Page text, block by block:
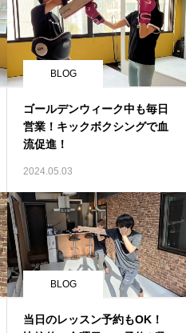
BLOG
ゴールデンウィーク中も毎日
営業！キックボクシングで血
流促進！
2024.05.03
BLOG
当日のレッスン予約もOK！